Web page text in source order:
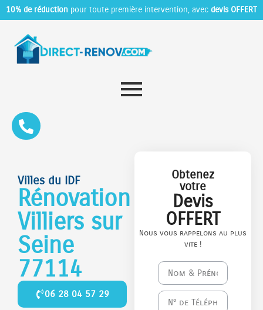
10% de réduction pour toute première intervention, avec devis OFFERT
Villes du IDF
Rénovation
Villiers sur
Seine
77114
06 28 04 57 29
Obtenez
votre
Devis
OFFERT
Nous vous rappelons au plus
vite !